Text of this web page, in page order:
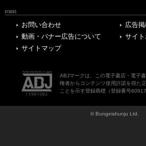
OTHERS
お問い合わせ
広告
動画・バナー広告について
サイ
サイトマップ
ABJマークは、この電子書店・電子
権者からコンテンツ使用許諾を得た
ことを示す登録商標（登録番号
© Bungeishunju Ltd.